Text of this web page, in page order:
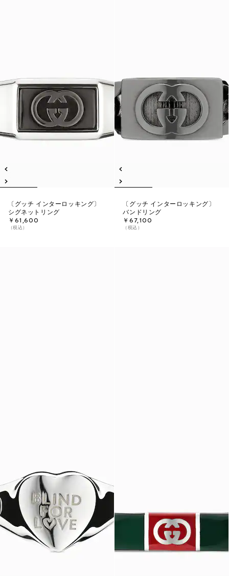
〔グッチ インターロッキング〕
シグネットリング
￥61,600
（税込）
〔グッチ インターロッキング〕
バンドリング
￥67,100
（税込）